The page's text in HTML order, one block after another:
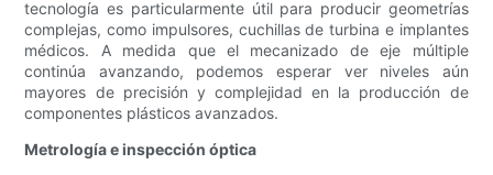
tecnología es particularmente útil para producir geometrías
complejas, como impulsores, cuchillas de turbina e implantes
médicos. A medida que el mecanizado de eje múltiple
continúa avanzando, podemos esperar ver niveles aún
mayores de precisión y complejidad en la producción de
componentes plásticos avanzados.
Metrología e inspección óptica